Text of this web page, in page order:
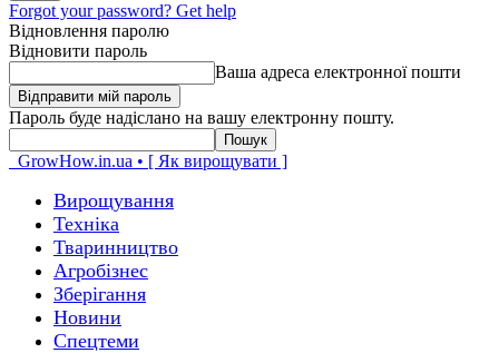
Forgot your password? Get help
Відновлення паролю
Відновити пароль
Ваша адреса електронної пошти
Пароль буде надіслано на вашу електронну пошту.
GrowHow.in.ua • [ Як вирощувати ]
Вирощування
Техніка
Тваринництво
Агробізнес
Зберігання
Новини
Спецтеми